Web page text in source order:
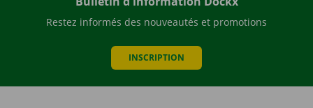
Restez informés des nouveautés et promotions
INSCRIPTION